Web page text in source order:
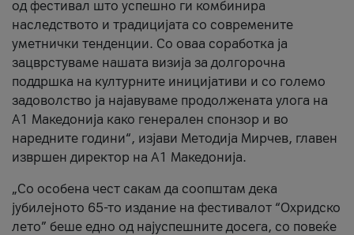
од фестивал што успешно ги комбинира
наследството и традицијата со современите
уметнички тенденции. Со оваа соработка ја
зацврстуваме нашата визија за долгорочна
поддршка на културните иницијативи и со големо
задоволство ја најавуваме продолжената улога на
A1 Македонија како генерален спонзор и во
наредните години“, изјави Методија Мирчев, главен
извршен директор на A1 Македонија.
„Со особена чест сакам да соопштам дека
јубилејното 65-то издание на фестивалот “Охридско
лето” беше едно од најуспешните досега, со повеќе